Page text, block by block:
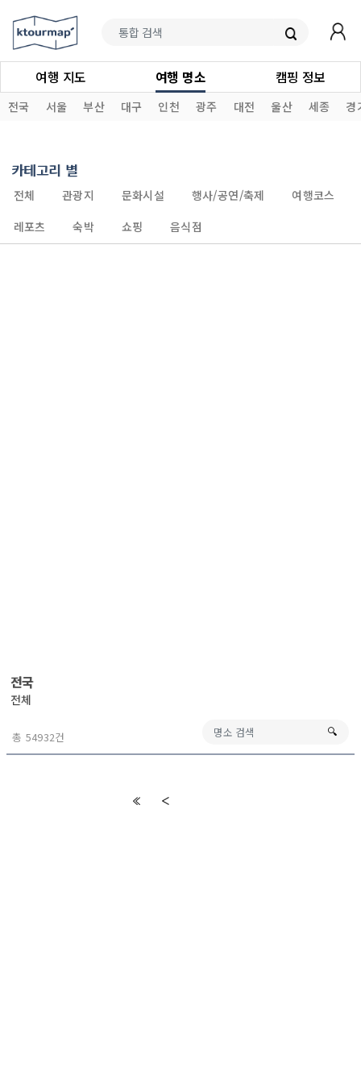
여행 지도 여행 명소 캠핑 정보
전국 서울 부산 대구 인천 광주 대전 울산 세종 경
카테고리 별
전체 관광지 문화시설 행사/공연/축제
여행코스
레포츠
숙박 쇼핑 음식점
전국
전체
총 54932건 🔍︎